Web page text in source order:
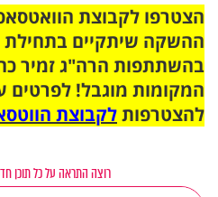
ההשקה שיתקיים
בהשתתפות הרה"ג זמיר
המקומות מוגבל! לפרטים
להצטרפותלקבוצת
רוצה התראה על כל תוכן